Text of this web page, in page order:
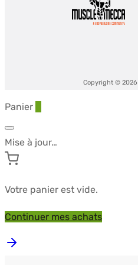
Copyright © 2026
Panier
Mise à jour…
Votre panier est vide.
Continuer mes achats